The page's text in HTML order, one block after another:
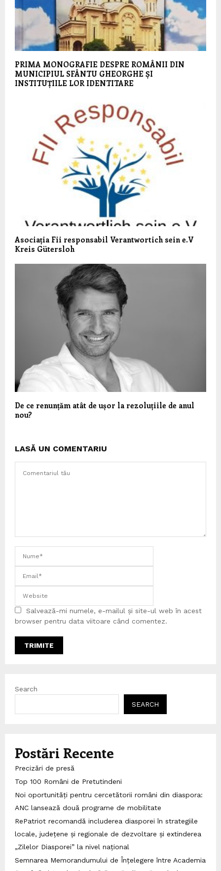
PRIMA MONOGRAFIE DESPRE ROMÂNII DIN
MUNICIPIUL SFÂNTU GHEORGHE ȘI
INSTITUȚIILE LOR IDENTITARE
Asociația Fii responsabil Verantwortich sein e.V
Kreis Gütersloh
De ce renunțăm atât de ușor la rezoluțiile de anul
nou?
LASĂ UN COMENTARIU
Salvează-mi numele, e-mailul și site-ul web în acest
browser pentru data viitoare când comentez.
Search
SEARCH
Postări Recente
Precizări de presă
Top 100 Români de Pretutindeni
Noi oportunități pentru cercetătorii români din diaspora:
ANC lansează două programe de mobilitate
RePatriot recomandă includerea diasporei în strategiile
locale, județene și regionale de dezvoltare și extinderea
„Zilelor Diasporei” la nivel național
Semnarea Memorandumului de Înțelegere între Academia